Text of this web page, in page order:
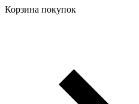
Корзина покупок